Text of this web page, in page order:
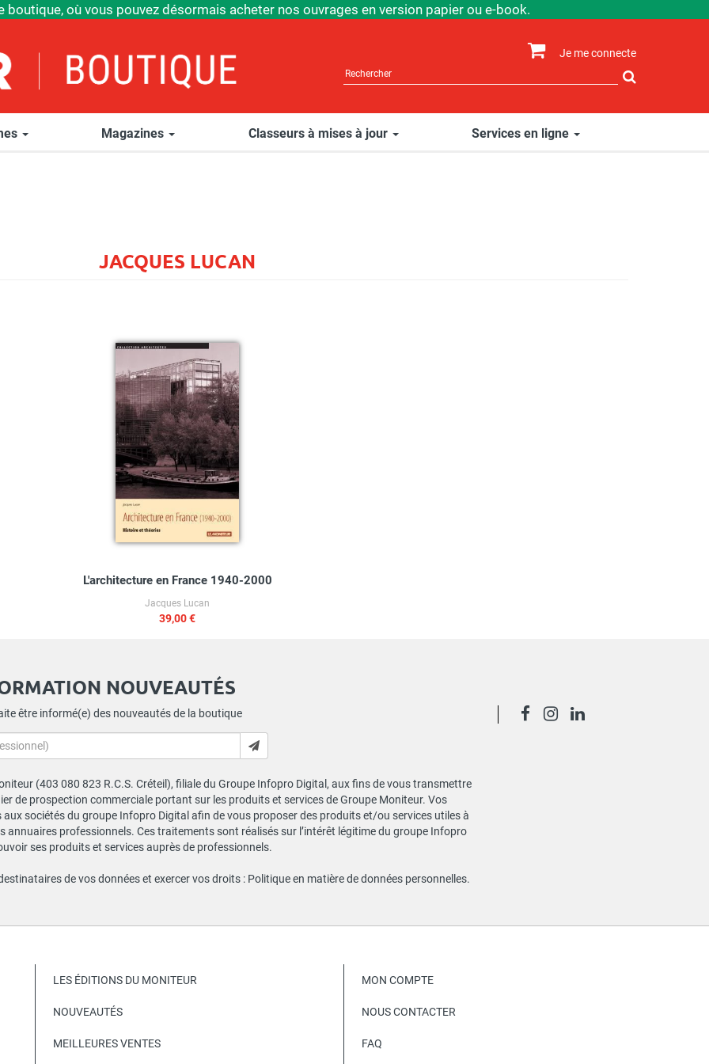
boutique, où vous pouvez désormais acheter nos ouvrages en version papier ou e-book.
Je me connecte
sur
site
Magazines Classeurs à mises à jour Services en ligne
JACQUES LUCAN
L'architecture en France 1940-2000
Jacques Lucan
39,00 €
NOUVEAUTÉS
être informé(e) des nouveautés de la boutique
(403 080 823 R.C.S. Créteil), filiale du Groupe Infopro Digital, aux fins de vous transmettre
de prospection commerciale portant sur les produits et services de Groupe Moniteur. Vos
sociétés du groupe Infopro Digital afin de vous proposer des produits et/ou services utiles à
professionnels. Ces traitements sont réalisés sur l’intérêt légitime du groupe Infopro
ses produits et services auprès de professionnels.
de vos données et exercer vos droits : Politique en matière de données personnelles.
LES ÉDITIONS DU MONITEUR
NOUVEAUTÉS
MEILLEURES VENTES
MON COMPTE
NOUS CONTACTER
FAQ